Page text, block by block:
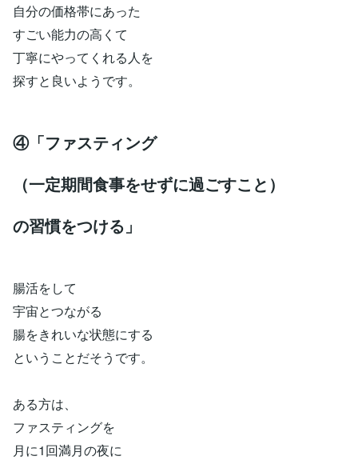
自分の価格帯にあった
すごい能力の高くて
丁寧にやってくれる人を
探すと良いようです。
④「ファスティング
（一定期間食事をせずに過ごすこと）
の習慣をつける」
腸活をして
宇宙とつながる
腸をきれいな状態にする
ということだそうです。
ある方は、
ファスティングを
月に1回満月の夜に